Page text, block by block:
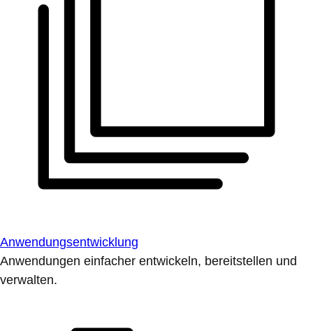
Anwendungsentwicklung
Anwendungen einfacher entwickeln, bereitstellen und
verwalten.